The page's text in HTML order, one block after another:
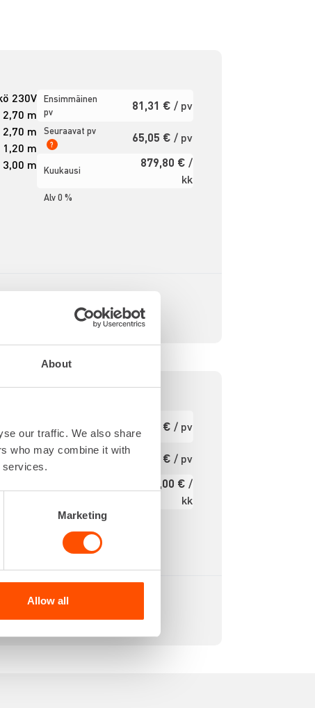
About
our traffic. We also share
who may combine it with
services.
Marketing
Allow all
230V
2,70 m
2,70 m
1,20 m
3,00 m
Ensimmäinen
pv
81,31 € / pv
Seuraavat pv
? 65,05 € / pv
Kuukausi
879,80 € /
kk
Alv 0 %
2,30 m
2,30 m
1,45 m
pv
83,33 € / pv
Seuraavat pv 66,66 € / pv
Kuukausi
1.000,00 € /
kk
Alv 0 %